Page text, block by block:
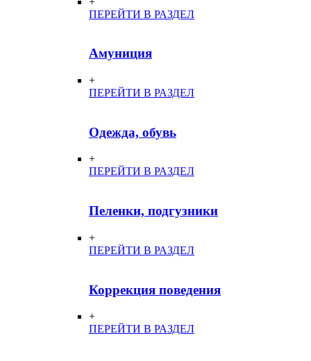
ПЕРЕЙТИ В РАЗДЕЛ
Амуниция
+
ПЕРЕЙТИ В РАЗДЕЛ
Одежда, обувь
+
ПЕРЕЙТИ В РАЗДЕЛ
Пеленки, подгузники
+
ПЕРЕЙТИ В РАЗДЕЛ
Коррекция поведения
+
ПЕРЕЙТИ В РАЗДЕЛ